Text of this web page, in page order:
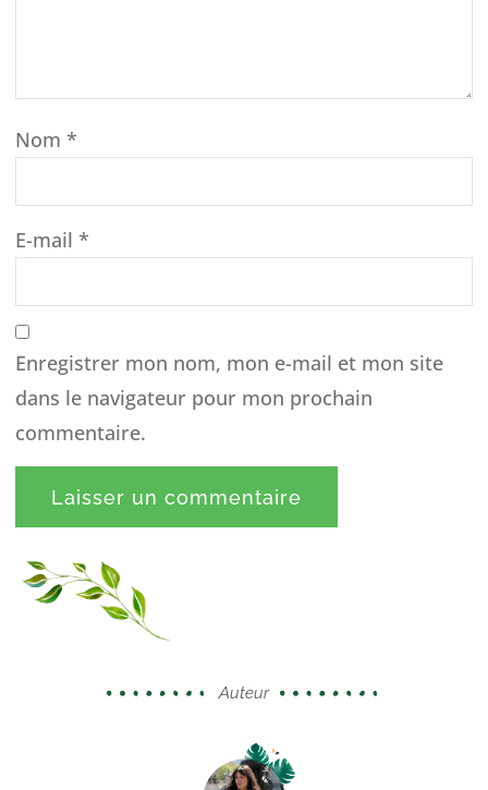
Nom *
E-mail *
Enregistrer mon nom, mon e-mail et mon site
dans le navigateur pour mon prochain
commentaire.
Auteur